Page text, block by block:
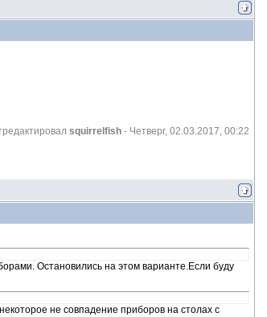
squirrelfish - Четверг, 02.03.2017, 00:22
Остановились на этом варианте.Если буду
не совпадение приборов на столах с